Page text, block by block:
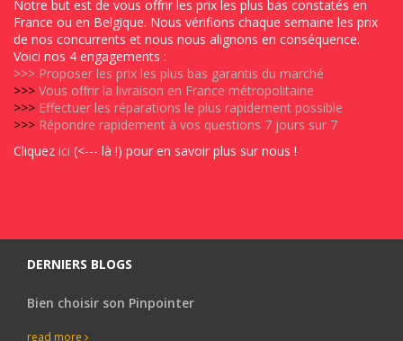
Notre but est de vous offrir les prix les plus bas constatés en
France ou en Belgique. Nous vérifions chaque semaine les prix
de nos concurrents et nous nous alignons en conséquence.
Voici nos 4 engagements :
>>> Proposer les prix les plus bas garantis du marché
>>> Vous offrir la livraison en France métropolitaine
>>> Effectuer les réparations le plus rapidement possible
>>> Répondre rapidement à vos questions 7 jours sur 7
Cliquez ici (<--- là !) pour en savoir plus sur nous !
DERNIERS BLOGS
Bien choisir son Pinpointer
read more